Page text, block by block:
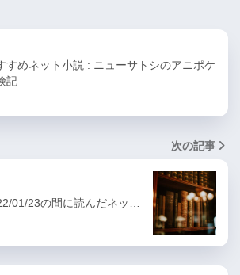
すめネット小説 : ニューサトシのアニポケ
記
次の記事
01/23の間に読んだネッ…